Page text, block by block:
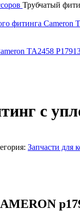
Трубчатый
фитинга Cameron
TA2458
с
Запчасти для